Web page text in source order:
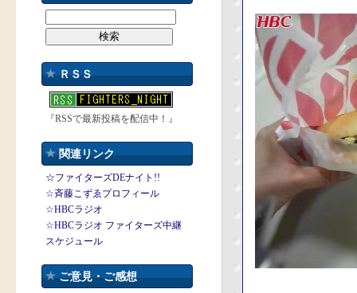
ＲＳＳ
『RSSで最新投稿を配信中！』
関連リンク
☆ファイターズDEナイト!!
☆斉藤こずゑプロフィール
☆HBCラジオ
☆HBCラジオ ファイターズ中継
スケジュール
ご意見・ご感想